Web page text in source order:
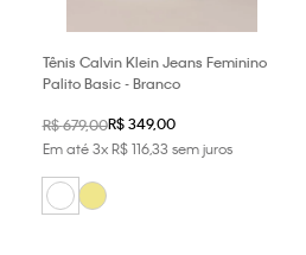
Tênis Calvin Klein Jeans Feminino
Palito Basic - Branco
R$679,00R$ 349,00
Em até3xR$ 116,33 sem juros